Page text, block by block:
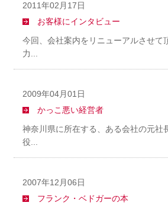
2011年02月17日
お客様にインタビュー
今回、会社案内をリニューアルさせて
力...
2009年04月01日
かっこ悪い経営者
神奈川県に所在する、ある会社の元社
役...
2007年12月06日
フランク・ベドガーの本